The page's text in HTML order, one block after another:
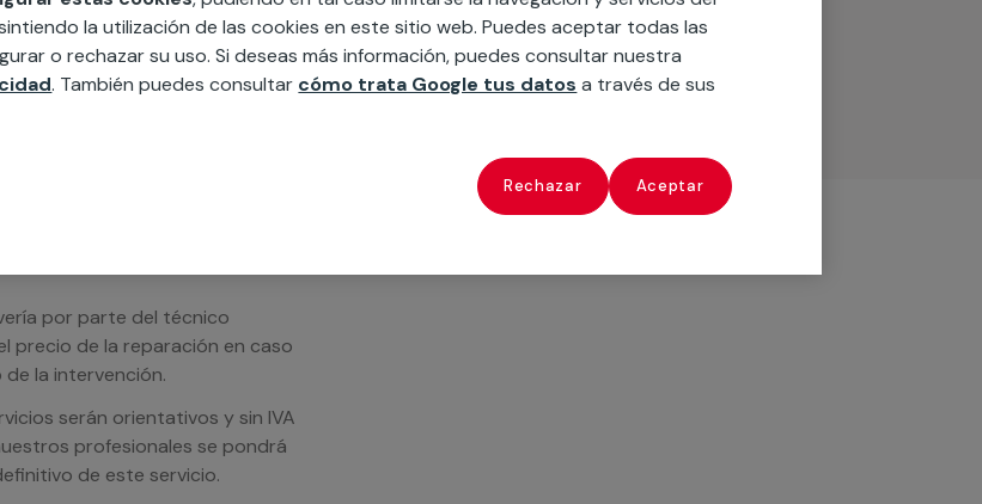
todo lo que necesites:
Cuéntanos que necesitas
por parte del técnico
precio de la reparación en caso
la intervención.
serán orientativos y sin IVA
profesionales se pondrá
de este servicio.
la utilización de las cookies en este sitio web. Puedes aceptar todas las
o rechazar su uso. Si deseas más información, puedes consultar nuestra
. También puedes consultar cómo trata Google tus datos a través de sus
Rechazar Aceptar